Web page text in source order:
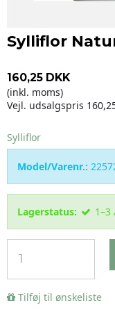
Sylliflor
160,25 DKK
(inkl. moms)
Vejl. udsalgspris
Sylliflor
Model/Varenr.:
Lagerstatus:
Tilføj til ønskeliste